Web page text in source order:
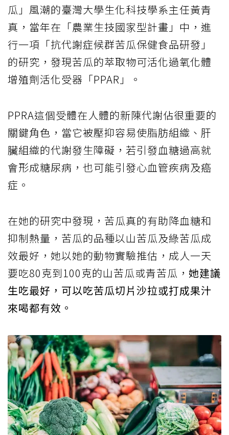
瓜」風潮的臺灣大學生化科技學系主任黃青
真，當年在「農業生技國家型計畫」中，進
行一項「抗代謝症候群苦瓜保健食品研發」
的研究，發現苦瓜的萃取物可活化過氧化體
增殖劑活化受器「PPAR」。
PPRA這個受體在人體的新陳代謝佔很重要的
關鍵角色，當它被壓抑容易使脂肪組織、肝
臟組織的代謝發生障礙，若引發血糖過高就
會形成糖尿病，也可能引發心血管疾病及癌
症。
在她的研究中發現，苦瓜真的有助降血糖和
抑制熱量，苦瓜的品種以山苦瓜及綠苦瓜成
效最好，她以她的動物實驗推估，成人一天
要吃80克到100克的山苦瓜或青苦瓜， 她建議
生吃最好，可以吃苦瓜切片沙拉或打成果汁
來喝都有效。